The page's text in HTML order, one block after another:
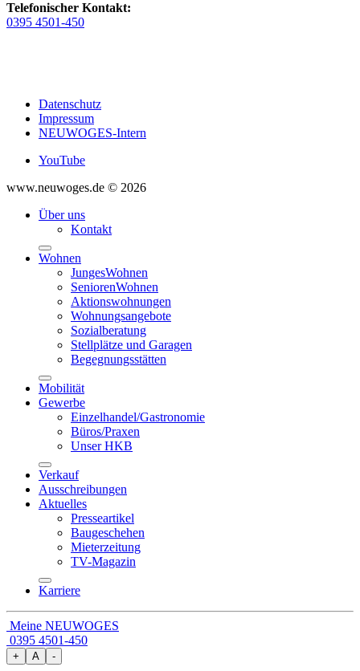
Telefonischer Kontakt:
0395 4501-450
Datenschutz
Impressum
NEUWOGES-Intern
YouTube
www.neuwoges.de © 2026
Über uns
Kontakt
Wohnen
JungesWohnen
SeniorenWohnen
Aktionswohnungen
Wohnungsangebote
Sozialberatung
Stellplätze und Garagen
Begegnungsstätten
Mobilität
Gewerbe
Einzelhandel/Gastronomie
Büros/Praxen
Unser HKB
Verkauf
Ausschreibungen
Aktuelles
Presseartikel
Baugeschehen
Mieterzeitung
TV-Magazin
Karriere
Meine NEUWOGES
0395 4501-450
+ A -